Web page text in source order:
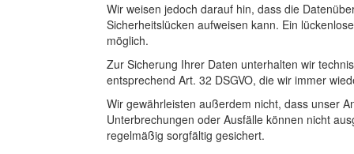
Wir weisen jedoch darauf hin, dass die
Sicherheitslücken aufweisen kann. Ein
möglich.
Zur Sicherung Ihrer Daten unterhalten wir
entsprechend Art. 32 DSGVO, die wir immer
Wir gewährleisten außerdem nicht, dass unser
Unterbrechungen oder Ausfälle können nicht
regelmäßig sorgfältig gesichert.